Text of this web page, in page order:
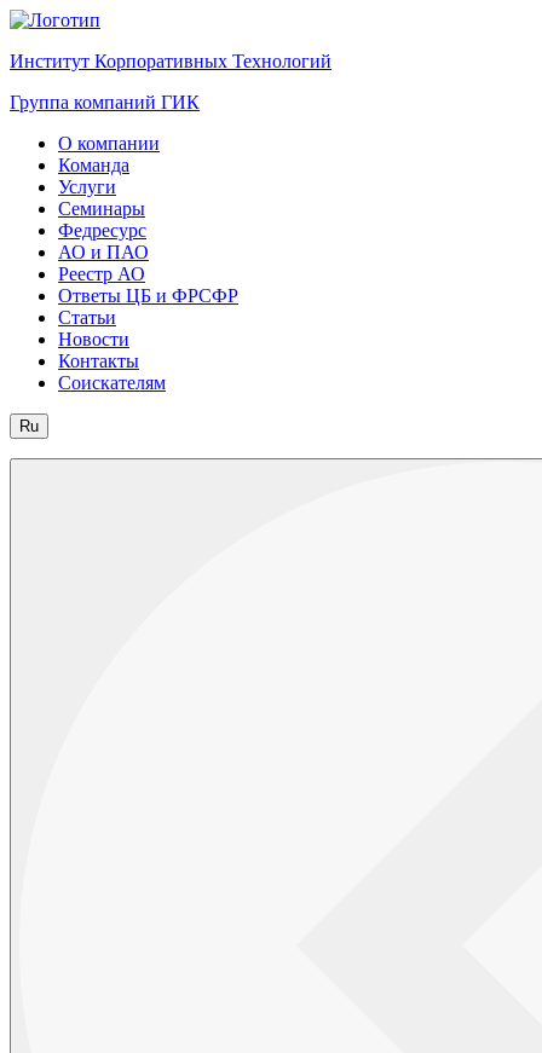
Институт Корпоративных Технологий
Группа компаний ГИК
О компании
Команда
Услуги
Семинары
Федресурс
АО и ПАО
Реестр АО
Ответы ЦБ и ФРСФР
Статьи
Новости
Контакты
Соискателям
Ru